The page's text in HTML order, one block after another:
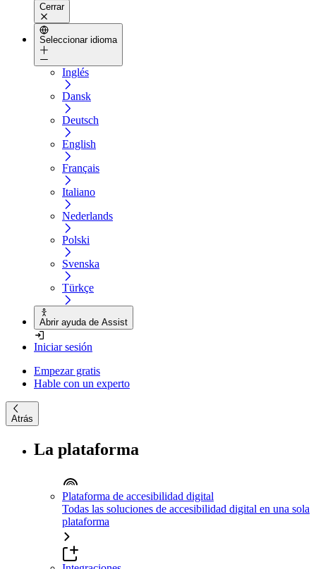
Cerrar
Seleccionar idioma
Inglés
Dansk
Deutsch
English
Français
Italiano
Nederlands
Polski
Svenska
Türkçe
Abrir ayuda de Assist
Iniciar sesión
Empezar gratis
Hable con un experto
Atrás
La plataforma
Plataforma de accesibilidad digital
Todas las soluciones de accesibilidad digital en una sola
plataforma